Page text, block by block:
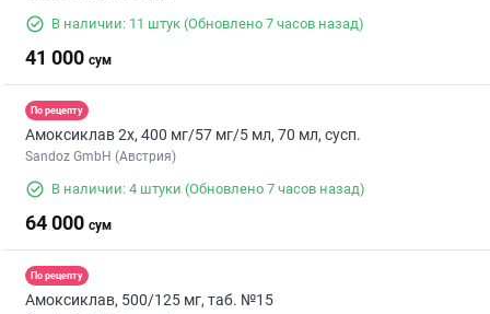
В наличии: 11 штук (Обновлено 7 часов назад)
41 000 сум
По рецепту
Амоксиклав 2х, 400 мг/57 мг/5 мл, 70 мл, сусп.
Sandoz GmbH (Австрия)
В наличии: 4 штуки (Обновлено 7 часов назад)
64 000 сум
По рецепту
Амоксиклав, 500/125 мг, таб. №15